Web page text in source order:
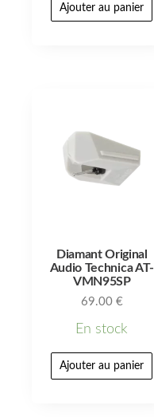
Ajouter au panier
Diamant Original
Audio Technica AT-
VMN95SP
69.00 €
En stock
Ajouter au panier